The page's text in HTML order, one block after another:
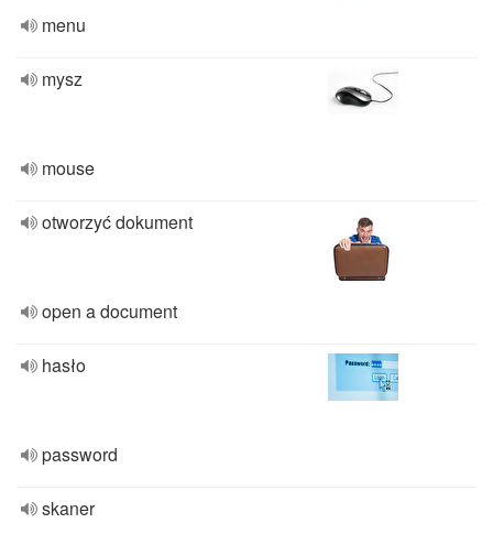
menu
mysz
mouse
otworzyć dokument
open a document
hasło
password
skaner